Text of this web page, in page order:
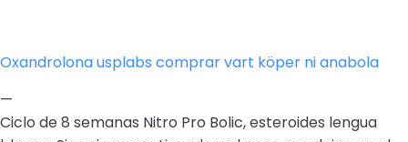
Oxandrolona usplabs comprar vart köper ni anabola
—
Ciclo de 8 semanas Nitro Pro Bolic, esteroides lengua